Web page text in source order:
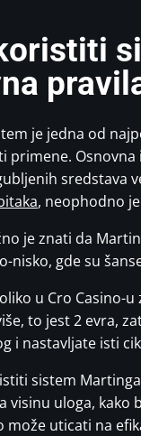
je jedna od
primene.
sredstava
, neophodno
je znati da
nisko, gde su
u Cro Casino-
to jest 2 evra,
i nastavljate isti
sistem
visinu uloga, kako
može uticati na